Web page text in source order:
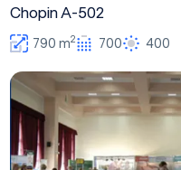
Chopin A-502
790 m2 700 400
Moniuszko A-501